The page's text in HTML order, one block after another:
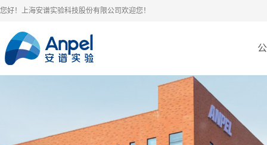
您好！上海安谱实验科技股份有限公司欢迎您！